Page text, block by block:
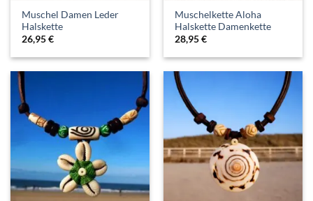
Muschel Damen Leder
Halskette
26,95€
Muschelkette Aloha
Halskette Damenkette
28,95€